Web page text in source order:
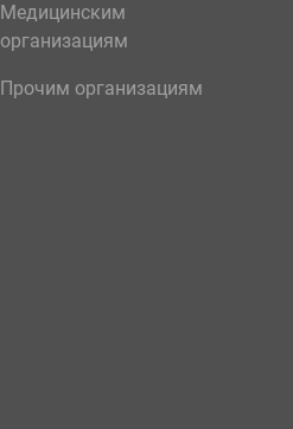
Медицинским
организациям
Прочим организациям